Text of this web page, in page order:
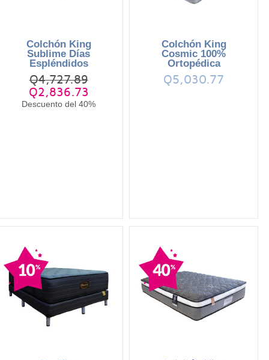
Colchón King
Sublime Días
Espléndidos
Q4,727.89
Q2,836.73
Descuento del 40%
Colchón King
Cosmic 100%
Ortopédica
Q5,030.77